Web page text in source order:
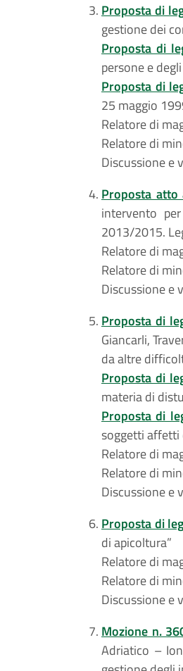
Proposta di
gestione dei
Proposta di
persone e
Proposta di
25 maggio
Relatore di
Relatore di
Discussione e
Proposta
intervento
2013/2015.
Relatore di
Relatore di
Discussione e
Proposta di
Giancarli,
da altre
Proposta di
materia di
Proposta di
soggetti affetti
Relatore di
Relatore di
Discussione e
Proposta di
di apicoltura”
Relatore di
Relatore di
Discussione e
Mozione n.
Adriatico –